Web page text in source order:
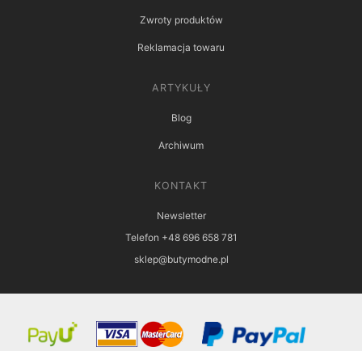
Zwroty produktów
Reklamacja towaru
ARTYKUŁY
Blog
Archiwum
KONTAKT
Newsletter
Telefon +48 696 658 781
sklep@butymodne.pl